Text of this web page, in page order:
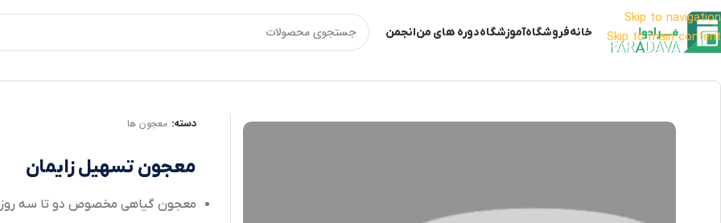
Skip to navigation
Skip to main content
خانهفروشگاهآموزشگاهدوره های منانجمن
دسته: معجون ها
معجون تسهیل زایمان
معجون گیاهی مخصوص دو تا سه روز